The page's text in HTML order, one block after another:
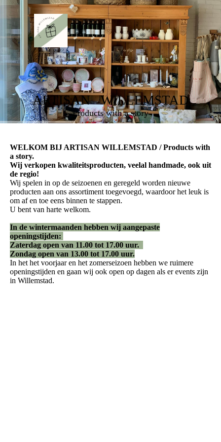
ARTISAN WILLEMSTAD
Products with a story
WELKOM BIJ ARTISAN WILLEMSTAD / Products with
a story.
Wij verkopen kwaliteitsproducten, veelal handmade, ook uit
de regio!
Wij spelen in op de seizoenen en geregeld worden nieuwe
producten aan ons assortiment toegevoegd, waardoor het leuk is
om af en toe eens binnen te stappen.
U bent van harte welkom.
In de wintermaanden hebben wij aangepaste
openingstijden:
Zaterdag open van 11.00 tot 17.00 uur.
Zondag open van 13.00 tot 17.00 uur.
In het het voorjaar en het zomerseizoen hebben we ruimere
openingstijden en gaan wij ook open op dagen als er events zijn
in Willemstad.